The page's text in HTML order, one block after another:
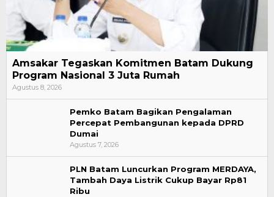
Amsakar Tegaskan Komitmen Batam Dukung
Program Nasional 3 Juta Rumah
Agustus 8, 2026
Pemko Batam Bagikan Pengalaman
Percepat Pembangunan kepada DPRD
Dumai
Agustus 7, 2026
PLN Batam Luncurkan Program MERDAYA,
Tambah Daya Listrik Cukup Bayar Rp81
Ribu